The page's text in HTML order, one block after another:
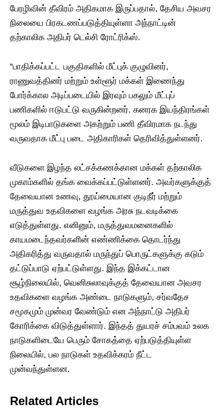
பேரழிவின் தீவிரம் அதிகமாக இருப்பதால், தேசிய அவசர
நிலையை பிரகடணப்படுத்தியுள்ளா அந்நாட்டின்
தற்காலிக அதிபர் டெல்சி ரோட்ரிக்ஸ்.
“பாதிக்கப்பட்ட பகுதிகளில் மீட்புக் குழுவினர்,
ராணுவத்தினர் மற்றும் உள்ளூர் மக்கள் இணைந்து
போர்க்கால அடிப்படையில் இரவும் பகலும் மீட்புப்
பணிகளில் ஈடுபட்டு வருகின்றனர். கனரக இயந்திரங்கள்
மூலம் இடிபாடுகளை அகற்றும் பணி தீவிரமாக நடந்து
வருவதாக மீட்பு படை அதிகாரிகள் தெரிவித்துள்ளனர்.
வீடுகளை இழந்த லட்சக்கணக்கான மக்கள் தற்காலிக
முகாம்களில் தங்க வைக்கப்பட்டுள்ளனர். அவர்களுக்குத்
தேவையான உணவு, தூய்மையான குடிநீர் மற்றும்
மருத்துவ உதவிகளை வழங்க அரசு நடவடிக்கை
எடுத்துள்ளது. எனினும், மருத்துவமனைகளில்
காயமடைந்தவர்களின் எண்ணிக்கை தொடர்ந்து
அதிகரித்து வருவதால் மருந்துப் பொருட்களுக்கு கடும்
தட்டுப்பாடு ஏற்பட்டுள்ளது. இந்த இக்கட்டான
சூழ்நிலையில், வெனிசுலாவுக்குத் தேவையான அவசர
உதவிகளை வழங்க அண்டை நாடுகளும், சர்வதேச
சமூகமும் முன்வர வேண்டும் என அந்நாட்டு அதிபர்
கோரிக்கை விடுத்துள்ளார். இந்தத் துயரச் சம்பவம் உலக
நாடுகளிடையே பெரும் சோகத்தை ஏற்படுத்தியுள்ள
நிலையில், பல நாடுகள் உதவிக்கரம் நீட்ட
முன்வந்துள்ளன.
Related Articles